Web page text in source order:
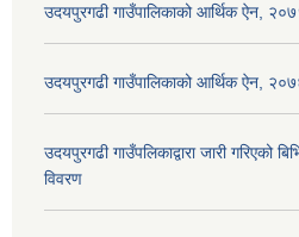
उदयपुरगढी गाउँपालिकाको आर्थिक ऐन,
उदयपुरगढी गाउँपालिकाको आर्थिक ऐन,
उदयपुरगढी गाउँपलिकाद्वारा जारी गरिएको
विवरण